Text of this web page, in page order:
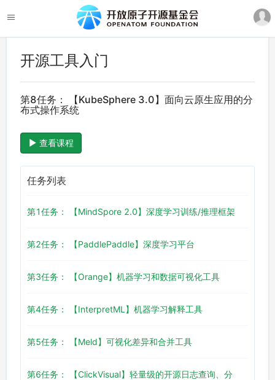
开源工具入门
第8任务： 【KubeSphere 3.0】面向云原生应用的分
布式操作系统
查看课程
任务列表
第1任务： 【MindSpore 2.0】深度学习训练/推理框架
第2任务： 【PaddlePaddle】深度学习平台
第3任务： 【Orange】机器学习和数据可视化工具
第4任务： 【InterpretML】机器学习解释工具
第5任务： 【Meld】可视化差异和合并工具
第6任务： 【ClickVisual】轻量级的开源日志查询、分